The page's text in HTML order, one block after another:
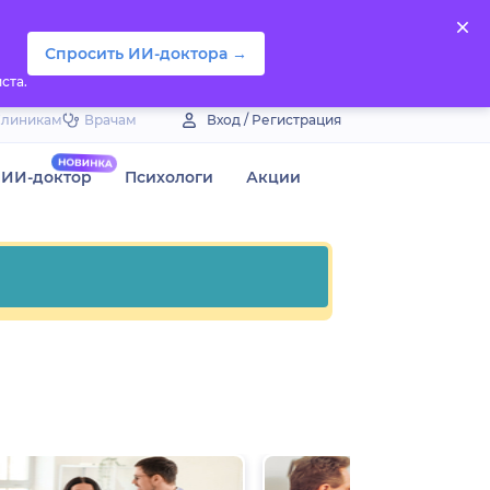
Спросить ИИ-доктора →
Врачам Вход / Регистрация
ИИ-доктор Психологи Акции